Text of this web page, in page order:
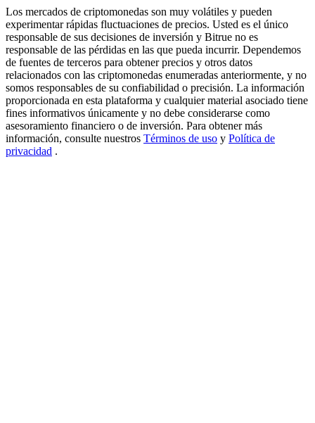
Precious Metals Trading Carnival
Trade Gold & Silver · 33,333 USDT Bonus
USDT New User Exclusive 10% APR
USDT Flexible Staking | Daily Rewards
Los mercados de criptomonedas son muy volátiles y pueden
experimentar rápidas fluctuaciones de precios. Usted es el único
responsable de sus decisiones de inversión y Bitrue no es
responsable de las pérdidas en las que pueda incurrir. Dependemos
de fuentes de terceros para obtener precios y otros datos
relacionados con las criptomonedas enumeradas anteriormente, y no
somos responsables de su confiabilidad o precisión. La información
proporcionada en esta plataforma y cualquier material asociado tiene
fines informativos únicamente y no debe considerarse como
asesoramiento financiero o de inversión. Para obtener más
información, consulte nuestros Términos de uso y Política de
privacidad .